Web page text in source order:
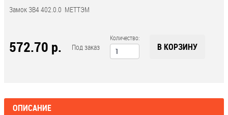
Замок ЗВ4 402.0.0 МЕТТЭМ
572.70 р. Под заказ
Количество:
В КОРЗИНУ
ОПИСАНИЕ